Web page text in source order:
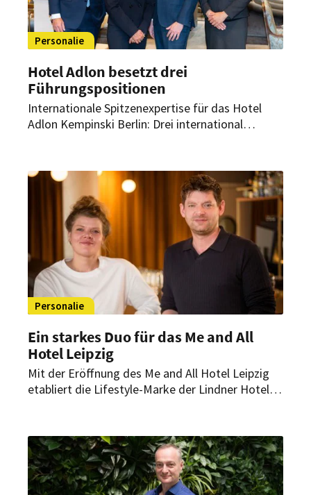
Personalie
Hotel Adlon besetzt drei
Führungspositionen
Internationale Spitzenexpertise für das Hotel
Adlon Kempinski Berlin: Drei international
übernehmen Schlüsselpositionen in den
Bereichen Gastronomie, Rooms Division und
Personal.
Personalie
Ein starkes Duo für das Me and All
Hotel Leipzig
Mit der Eröffnung des Me and All Hotel Leipzig
etabliert die Lifestyle-Marke der Lindner Hotel
steht ein erfahrenes Führungsteam.